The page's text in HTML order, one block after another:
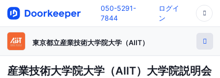
050-5291-
7844
ログイ
ン
東京都立産業技術大学院大学（AIIT）
産業技術大学院大学（AIIT）大学院説明会